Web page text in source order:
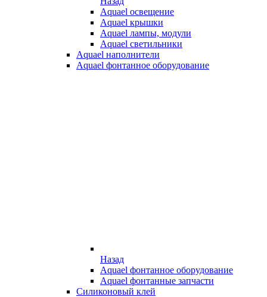
Aquael освещение
Aquael крышки
Aquael лампы, модули
Aquael светильники
Aquael наполнители
Aquael фонтанное оборудование
Назад
Aquael фонтанное оборудование
Aquael фонтанные запчасти
Силиконовый клей